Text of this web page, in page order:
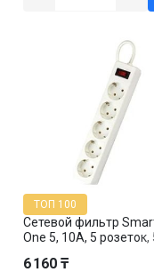
Сетевой фильтр
One 5, 10А, 5 розеток,
ТОП 100
6 160 ₸